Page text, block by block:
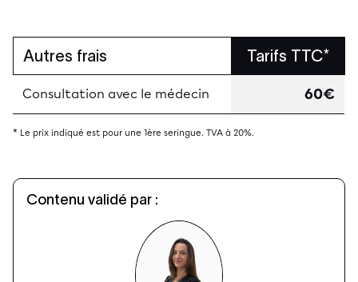
Autres frais Tarifs TTC*
Consultation avec le médecin 60€
* Le prix indiqué est pour une 1ère seringue. TVA à 20%.
Contenu validé par :